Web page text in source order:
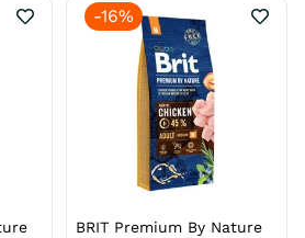
-16%
BRIT Premium By Nature